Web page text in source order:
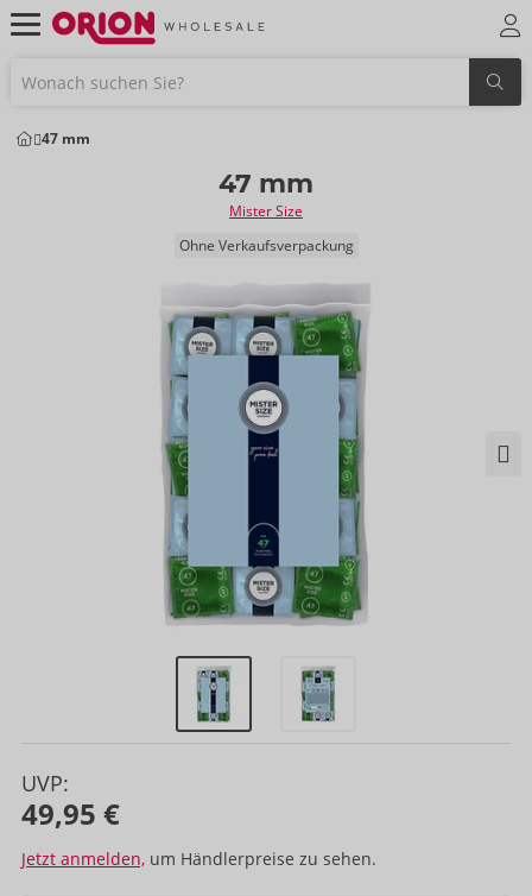
47 mm
47 mm
Mister Size
Ohne Verkaufsverpackung
UVP:
49,95 €
Jetzt anmelden, um Händlerpreise zu sehen.